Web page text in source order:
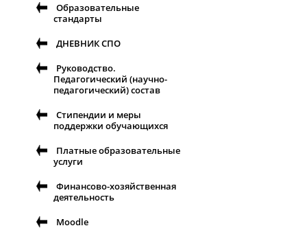
Образовательные
стандарты
ДНЕВНИК СПО
Руководство.
Педагогический (научно-
педагогический) состав
Стипендии и меры
поддержки обучающихся
Платные образовательные
услуги
Финансово-хозяйственная
деятельность
Moodle